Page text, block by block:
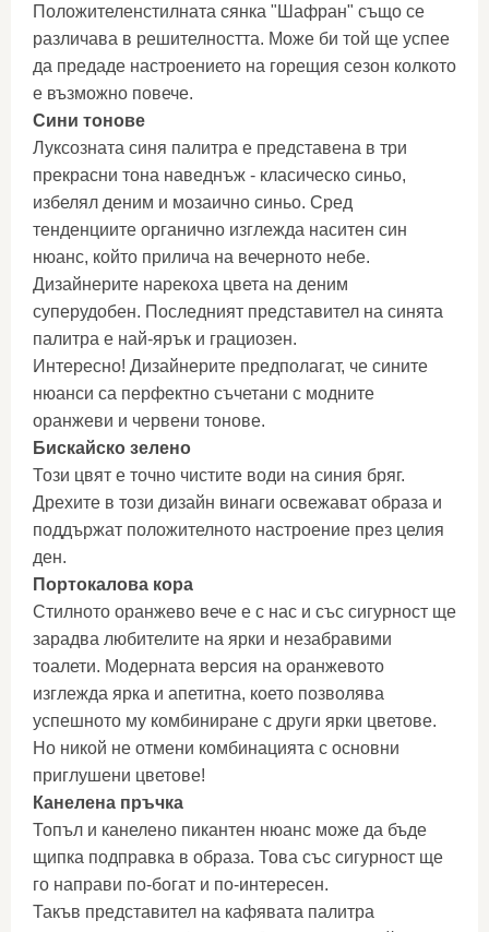
Положителенстилната сянка "Шафран" също се
различава в решителността. Може би той ще успее
да предаде настроението на горещия сезон колкото
е възможно повече.
Сини тонове
Луксозната синя палитра е представена в три
прекрасни тона наведнъж - класическо синьо,
избелял деним и мозаично синьо. Сред
тенденциите органично изглежда наситен син
нюанс, който прилича на вечерното небе.
Дизайнерите нарекоха цвета на деним
суперудобен. Последният представител на синята
палитра е най-ярък и грациозен.
Интересно! Дизайнерите предполагат, че сините
нюанси са перфектно съчетани с модните
оранжеви и червени тонове.
Бискайско зелено
Този цвят е точно чистите води на синия бряг.
Дрехите в този дизайн винаги освежават образа и
поддържат положителното настроение през целия
ден.
Портокалова кора
Стилното оранжево вече е с нас и със сигурност ще
зарадва любителите на ярки и незабравими
тоалети. Модерната версия на оранжевото
изглежда ярка и апетитна, което позволява
успешното му комбиниране с други ярки цветове.
Но никой не отмени комбинацията с основни
приглушени цветове!
Канелена пръчка
Топъл и канелено пикантен нюанс може да бъде
щипка подправка в образа. Това със сигурност ще
го направи по-богат и по-интересен.
Такъв представител на кафявата палитра